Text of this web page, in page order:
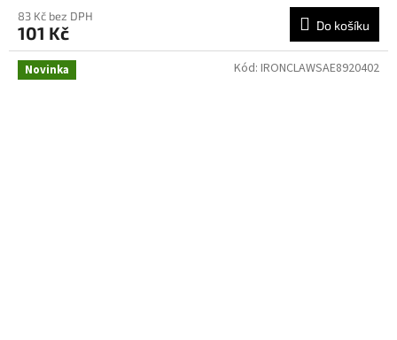
83 Kč bez DPH
101 Kč Do košíku
Novinka Kód: IRONCLAWSAE8920402